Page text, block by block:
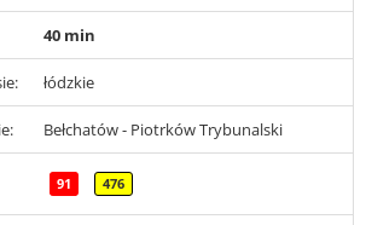
40 min
łódzkie
Bełchatów - Piotrków Trybunalski
91 476